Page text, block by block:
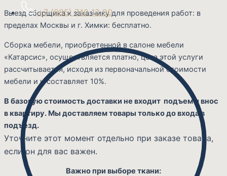
+7 (985) 740 12 90
Выезд сборщика к заказчику для проведения работ: в
пределах Москвы и г. Химки: бесплатно.
Сборка мебели, приобретенной в салоне мебели
«Катарсис», осуществляется платно, цена этой услуги
рассчитывается, исходя из первоначальной стоимости
мебели и и составляет 10%.
В базовую стоимость доставки не входит подъем и внос
в квартиру. Мы доставляем товары только до входа в
подъезд.
Уточните этот момент отдельно при заказе товара,
если он для вас важен.
Важно при выборе ткани: